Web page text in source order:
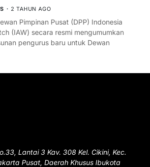
2 TAHUN AGO
Pimpinan Pusat (DPP) Indonesia
(IAW) secara resmi mengumumkan
pengurus baru untuk Dewan
Lantai 3 Kav. 308 Kel. Cikini, Kec.
Pusat, Daerah Khusus Ibukota